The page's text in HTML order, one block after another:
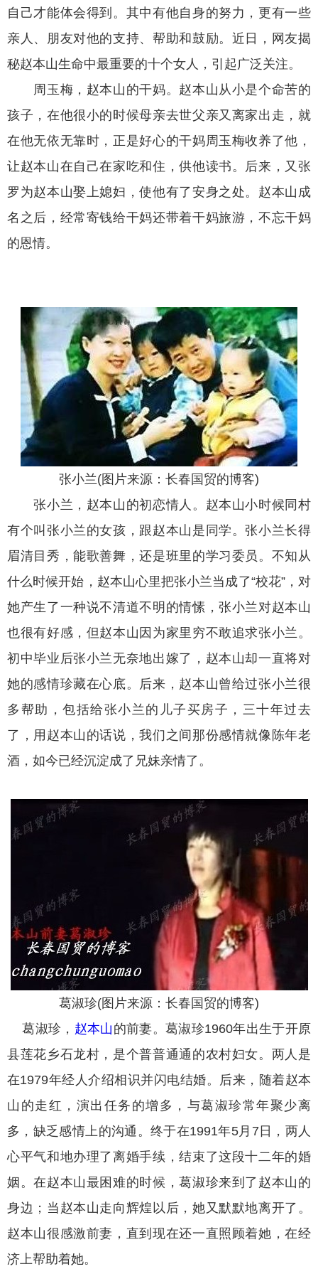
自己才能体会得到。其中有他自身的努力，更有一些
亲人、朋友对他的支持、帮助和鼓励。近日，网友揭
秘赵本山生命中最重要的十个女人，引起广泛关注。
周玉梅，赵本山的干妈。赵本山从小是个命苦的
孩子，在他很小的时候母亲去世父亲又离家出走，就
在他无依无靠时，正是好心的干妈周玉梅收养了他，
让赵本山在自己在家吃和住，供他读书。后来，又张
罗为赵本山娶上媳妇，使他有了安身之处。赵本山成
名之后，经常寄钱给干妈还带着干妈旅游，不忘干妈
的恩情。
张小兰(图片来源：长春国贸的博客)
张小兰，赵本山的初恋情人。赵本山小时候同村
有个叫张小兰的女孩，跟赵本山是同学。张小兰长得
眉清目秀，能歌善舞，还是班里的学习委员。不知从
什么时候开始，赵本山心里把张小兰当成了“校花”，对
她产生了一种说不清道不明的情愫，张小兰对赵本山
也很有好感，但赵本山因为家里穷不敢追求张小兰。
初中毕业后张小兰无奈地出嫁了，赵本山却一直将对
她的感情珍藏在心底。后来，赵本山曾给过张小兰很
多帮助，包括给张小兰的儿子买房子，三十年过去
了，用赵本山的话说，我们之间那份感情就像陈年老
酒，如今已经沉淀成了兄妹亲情了。
葛淑珍(图片来源：长春国贸的博客)
葛淑珍， 赵本山 的前妻。葛淑珍1960年出生于开原
县莲花乡石龙村，是个普普通通的农村妇女。两人是
在1979年经人介绍相识并闪电结婚。后来，随着赵本
山的走红，演出任务的增多，与葛淑珍常年聚少离
多，缺乏感情上的沟通。终于在1991年5月7日，两人
心平气和地办理了离婚手续，结束了这段十二年的婚
姻。在赵本山最困难的时候，葛淑珍来到了赵本山的
身边；当赵本山走向辉煌以后，她又默默地离开了。
赵本山很感激前妻，直到现在还一直照顾着她，在经
济上帮助着她。